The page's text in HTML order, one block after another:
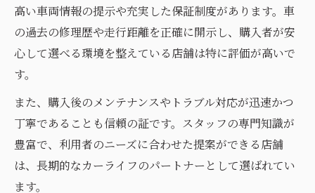
高い車両情報の提示や充実した保証制度があります。車
の過去の修理歴や走行距離を正確に開示し、購入者が安
心して選べる環境を整えている店舗は特に評価が高いで
す。
また、購入後のメンテナンスやトラブル対応が迅速かつ
丁寧であることも信頼の証です。スタッフの専門知識が
豊富で、利用者のニーズに合わせた提案ができる店舗
は、長期的なカーライフのパートナーとして選ばれてい
ます。